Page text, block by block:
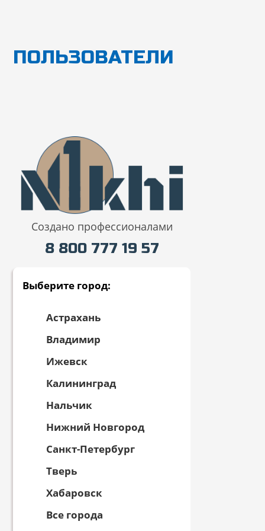
ПОЛЬЗОВАТЕЛИ
Создано профессионалами
8 800 777 19 57
Выберите город:
Астрахань
Владимир
Ижевск
Калининград
Нальчик
Нижний Новгород
Санкт-Петербург
Тверь
Хабаровск
Все города